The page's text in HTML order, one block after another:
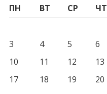
ПН ВТ СР ЧТ
3
4 5 6
10
11 12 13
17
18 19 20